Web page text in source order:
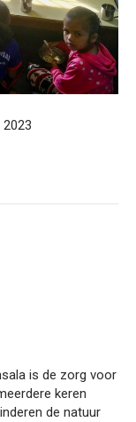
is de zorg voor
keren
de natuur